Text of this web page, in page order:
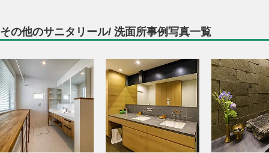
その他のサニタリール/ 洗面所事例写真一覧